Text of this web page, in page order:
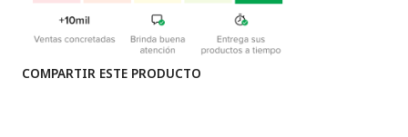
COMPARTIR ESTE PRODUCTO